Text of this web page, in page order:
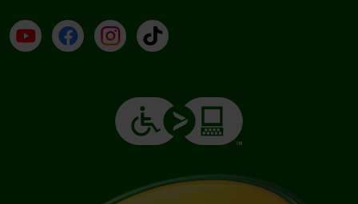
YouTube (en inglés)
Facebook (en inglés)
Instagram (en inglés)
TikTok